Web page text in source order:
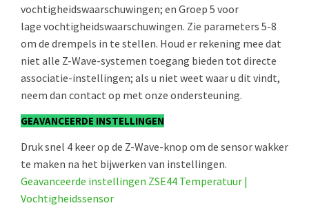
vochtigheidswaarschuwingen; en Groep 5 voor
lage vochtigheidswaarschuwingen. Zie parameters 5-8
om de drempels in te stellen. Houd er rekening mee dat
niet alle Z-Wave-systemen toegang bieden tot directe
associatie-instellingen; als u niet weet waar u dit vindt,
neem dan contact op met onze ondersteuning.
GEAVANCEERDE INSTELLINGEN
Druk snel 4 keer op de Z-Wave-knop om de sensor wakker
te maken na het bijwerken van instellingen.
Geavanceerde instellingen ZSE44 Temperatuur |
Vochtigheidssensor